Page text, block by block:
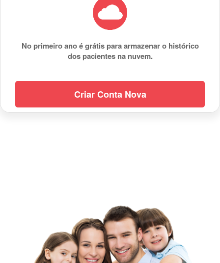
No primeiro ano é grátis para armazenar o histórico
dos pacientes na nuvem.
Criar Conta Nova